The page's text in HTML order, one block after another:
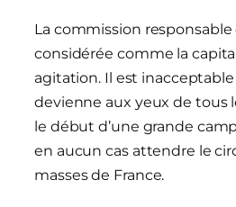
La commission responsable
considérée comme la
agitation. Il est
devienne aux yeux de tous
le début d’une grande
en aucun cas attendre le
masses de France.